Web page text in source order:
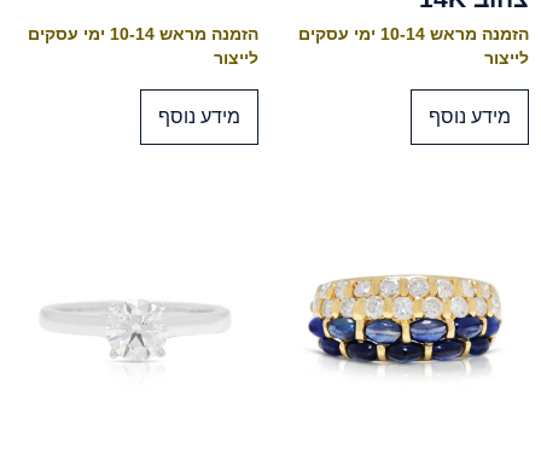
הזמנה מראש 10-14 ימי עסקים
לייצור
מידע נוסף
הזמנה מראש 10-14 ימי עסקים
לייצור
מידע נוסף